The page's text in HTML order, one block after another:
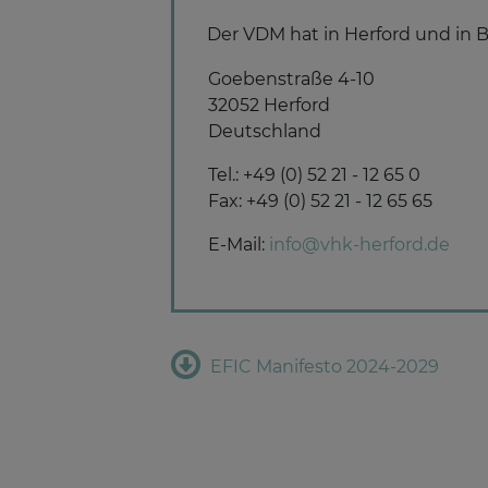
Der VDM hat in Herford und in
Goebenstraße 4-10
32052 Herford
Deutschland
Tel.: +49 (0) 52 21 - 12 65 0
Fax: +49 (0) 52 21 - 12 65 65
E-Mail: info@vhk-herford.de
EFIC Manifesto 2024-2029